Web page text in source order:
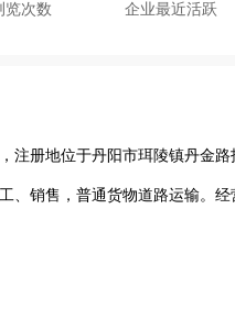
览次数 企业最近活跃
注册地位于丹阳市珥陵镇丹金
、销售，普通货物道路运输。